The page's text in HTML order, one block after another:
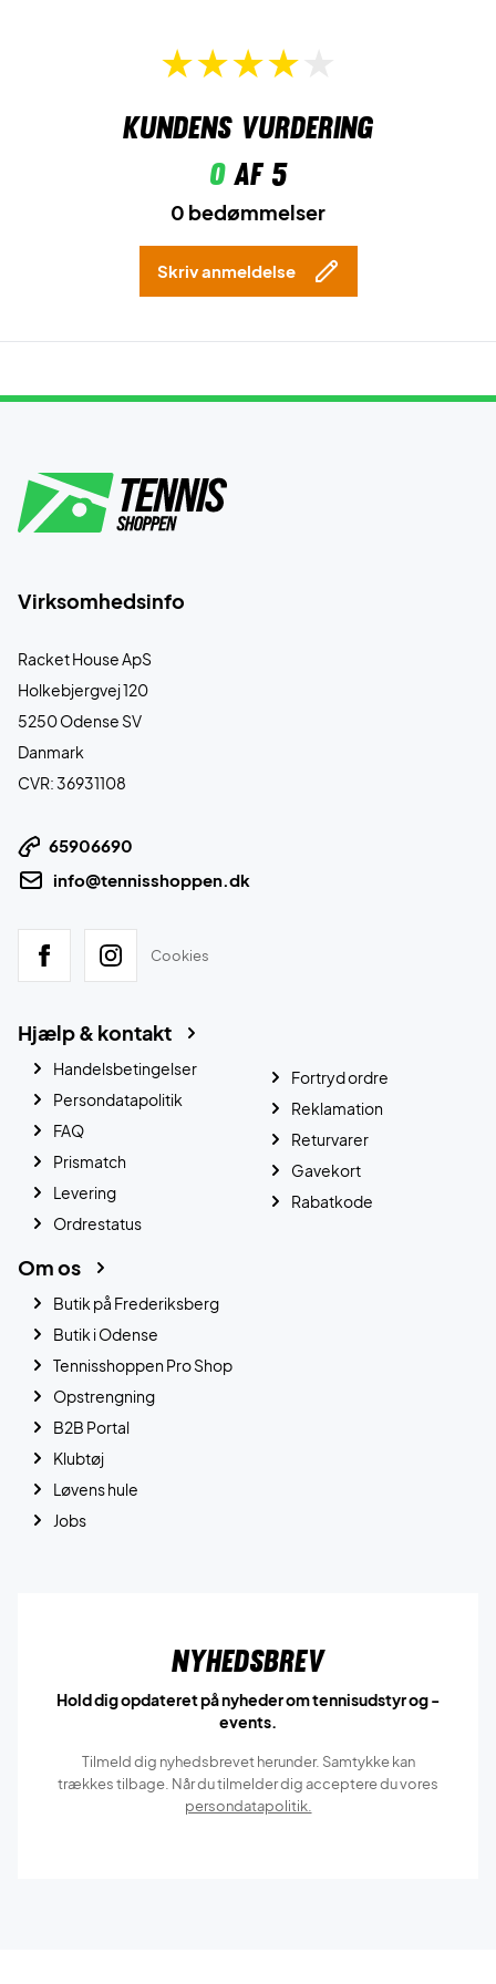
Kundens vurdering
0af 5
0 bedømmelser
Skriv anmeldelse
Virksomhedsinfo
Racket House ApS
Holkebjergvej 120
5250 Odense SV
Danmark
CVR: 36931108
65906690
info@tennisshoppen.dk
Cookies
Hjælp & kontakt
Handelsbetingelser
Persondatapolitik
FAQ
Prismatch
Levering
Ordrestatus
Fortryd ordre
Reklamation
Returvarer
Gavekort
Rabatkode
Om os
Butik på Frederiksberg
Butik i Odense
Tennisshoppen Pro Shop
Opstrengning
B2B Portal
Klubtøj
Løvens hule
Jobs
Nyhedsbrev
Hold dig opdateret på nyheder om tennisudstyr og -
events.
Tilmeld dig nyhedsbrevet herunder. Samtykke kan
trækkes tilbage. Når du tilmelder dig acceptere du vores
persondatapolitik.